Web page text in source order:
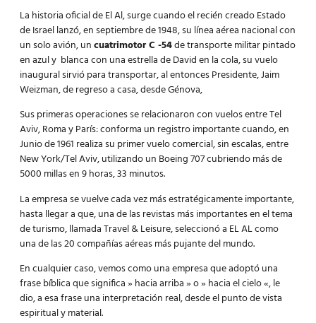
La historia oficial de El Al, surge cuando el recién creado Estado
de Israel lanzó, en septiembre de 1948, su línea aérea nacional con
un solo avión, uncuatrimotor C -54de transporte militar pintado
en azul y blanca con una estrella de David en la cola, su vuelo
inaugural sirvió para transportar, al entonces Presidente, Jaim
Weizman, de regreso a casa, desde Génova,
Sus primeras operaciones se relacionaron con vuelos entre Tel
Aviv, Roma y París: conforma un registro importante cuando, en
Junio de 1961 realiza su primer vuelo comercial, sin escalas, entre
New York/Tel Aviv, utilizando un Boeing 707 cubriendo más de
5000 millas en 9 horas, 33 minutos.
La empresa se vuelve cada vez más estratégicamente importante,
hasta llegar a que, una de las revistas más importantes en el tema
de turismo, llamada Travel & Leisure, seleccionó a EL AL como
una de las 20 compañías aéreas más pujante del mundo.
En cualquier caso, vemos como una empresa que adoptó una
frase bíblica que significa » hacia arriba » o » hacia el cielo «, le
dio, a esa frase una interpretación real, desde el punto de vista
espiritual y material.